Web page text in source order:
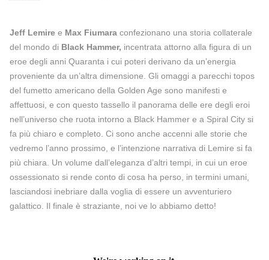
Jeff Lemire e Max Fiumara confezionano una storia collaterale
del mondo di Black Hammer, incentrata attorno alla figura di un
eroe degli anni Quaranta i cui poteri derivano da un’energia
proveniente da un’altra dimensione. Gli omaggi a parecchi topos
del fumetto americano della Golden Age sono manifesti e
affettuosi, e con questo tassello il panorama delle ere degli eroi
nell’universo che ruota intorno a Black Hammer e a Spiral City si
fa più chiaro e completo. Ci sono anche accenni alle storie che
vedremo l’anno prossimo, e l’intenzione narrativa di Lemire si fa
più chiara. Un volume dall’eleganza d’altri tempi, in cui un eroe
ossessionato si rende conto di cosa ha perso, in termini umani,
lasciandosi inebriare dalla voglia di essere un avventuriero
galattico. Il finale è straziante, noi ve lo abbiamo detto!